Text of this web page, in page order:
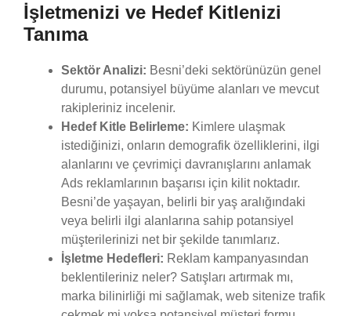
İşletmenizi ve Hedef Kitlenizi
Tanıma
Sektör Analizi: Besni’deki sektörünüzün genel
durumu, potansiyel büyüme alanları ve mevcut
rakipleriniz incelenir.
Hedef Kitle Belirleme: Kimlere ulaşmak
istediğinizi, onların demografik özelliklerini, ilgi
alanlarını ve çevrimiçi davranışlarını anlamak
Ads reklamlarının başarısı için kilit noktadır.
Besni’de yaşayan, belirli bir yaş aralığındaki
veya belirli ilgi alanlarına sahip potansiyel
müşterilerinizi net bir şekilde tanımlarız.
İşletme Hedefleri: Reklam kampanyasından
beklentileriniz neler? Satışları artırmak mı,
marka bilinirliği mi sağlamak, web sitenize trafik